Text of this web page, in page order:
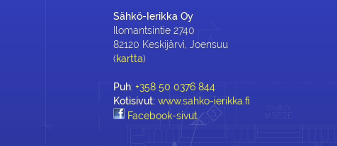
Sähkö-Ierikka Oy
Ilomantsintie 2740
82120 Keskijärvi, Joensuu
(kartta)
Puh:+358 50 0376 844
Kotisivut: www.sahko-ierikka.fi
Facebook-sivut